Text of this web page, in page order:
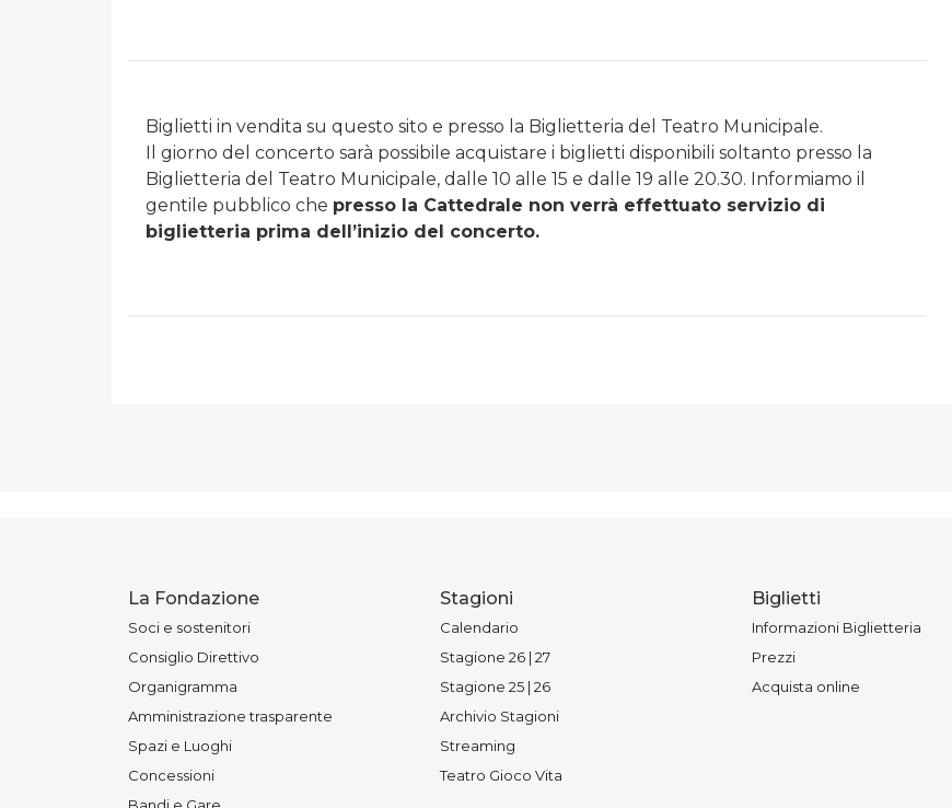
Biglietti in vendita su questo sito e presso la Biglietteria del Teatro Municipale.
Il giorno del concerto sarà possibile acquistare i biglietti disponibili soltanto presso la
Biglietteria del Teatro Municipale, dalle 10 alle 15 e dalle 19 alle 20.30. Informiamo il
gentile pubblico che presso la Cattedrale non verrà effettuato servizio di
biglietteria prima dell’inizio del concerto.
La Fondazione
Soci e sostenitori
Consiglio Direttivo
Organigramma
Amministrazione trasparente
Spazi e Luoghi
Concessioni
Stagioni
Calendario
Stagione 26 | 27
Stagione 25 | 26
Archivio Stagioni
Streaming
Teatro Gioco Vita
Biglietti
Informazioni Biglietteria
Prezzi
Acquista online